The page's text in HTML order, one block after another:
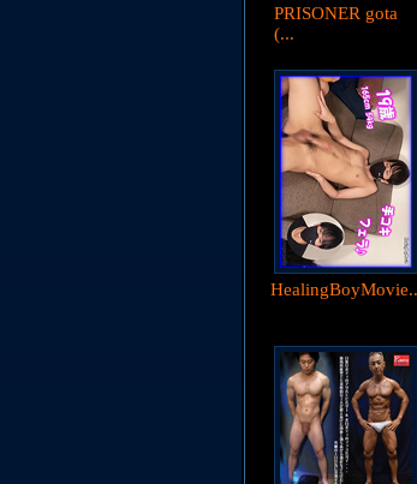
PRISONER gota
(...